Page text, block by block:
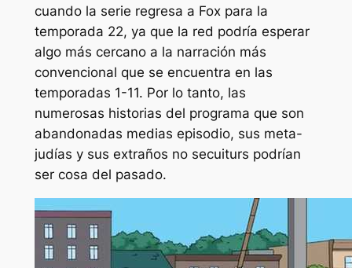
cuando la serie regresa a Fox para la
temporada 22, ya que la red podría esperar
algo más cercano a la narración más
convencional que se encuentra en las
temporadas 1-11. Por lo tanto, las
numerosas historias del programa que son
abandonadas medias episodio, sus meta-
judías y sus extraños no secuiturs podrían
ser cosa del pasado.